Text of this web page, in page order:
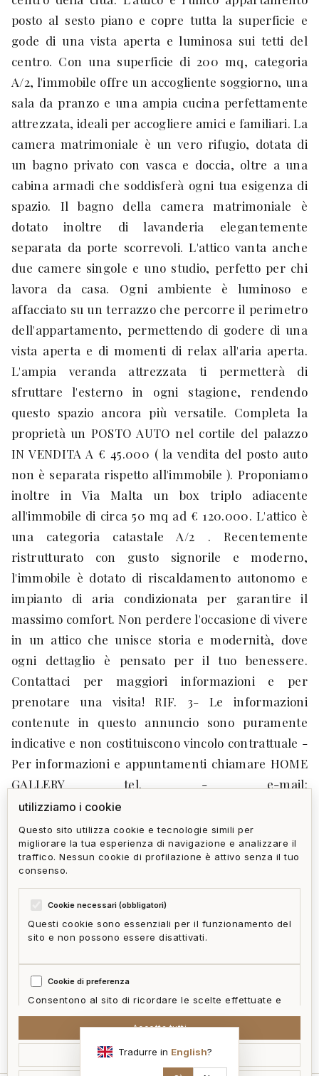
posto al sesto piano e copre tutta la superficie e
gode di una vista aperta e luminosa sui tetti del
centro. Con una superficie di 200 mq, categoria
A/2, l'immobile offre un accogliente soggiorno, una
sala da pranzo e una ampia cucina perfettamente
attrezzata, ideali per accogliere amici e familiari. La
camera matrimoniale è un vero rifugio, dotata di
un bagno privato con vasca e doccia, oltre a una
cabina armadi che soddisferà ogni tua esigenza di
spazio. Il bagno della camera matrimoniale è
dotato inoltre di lavanderia elegantemente
separata da porte scorrevoli. L'attico vanta anche
due camere singole e uno studio, perfetto per chi
lavora da casa. Ogni ambiente è luminoso e
affacciato su un terrazzo che percorre il perimetro
dell'appartamento, permettendo di godere di una
vista aperta e di momenti di relax all'aria aperta.
L'ampia veranda attrezzata ti permetterà di
sfruttare l'esterno in ogni stagione, rendendo
questo spazio ancora più versatile. Completa la
proprietà un POSTO AUTO nel cortile del palazzo
IN VENDITA A € 45.000 ( la vendita del posto auto
non è separata rispetto all'immobile ). Proponiamo
inoltre in Via Malta un box triplo adiacente
all'immobile di circa 50 mq ad € 120.000. L'attico è
una categoria catastale A/2 . Recentemente
ristrutturato con gusto signorile e moderno,
l'immobile è dotato di riscaldamento autonomo e
impianto di aria condizionata per garantire il
massimo comfort. Non perdere l'occasione di vivere
in un attico che unisce storia e modernità, dove
ogni dettaglio è pensato per il tuo benessere.
Contattaci per maggiori informazioni e per
prenotare una visita! RIF. 3- Le informazioni
contenute in questo annuncio sono puramente
indicative e non costituiscono vincolo contrattuale -
Per informazioni e appuntamenti chiamare HOME
GALLERY tel. - e-mail:
quinto@immobiliarehomegallery.it - sito:
www.homegallery.io - Sede di QUINTO in Via A.
Gianelli 103-105 r. Genova - sede di ALBARO in Via
Bocchella 4 - sede di STURLA in Via Sturla 10 - sede
di LAVAGNA nel Porticciolo.
McFrancis
privacy policy
mappa del sito
sono interessato
utilizziamo i cookie
Questo sito utilizza cookie e tecnologie simili per
migliorare la tua esperienza di navigazione e analizzare il
traffico. Nessun cookie di profilazione è attivo senza il tuo
consenso.
Cookie necessari (obbligatori)
Questi cookie sono essenziali per il funzionamento del
sito e non possono essere disattivati.
Cookie di preferenza
Consentono al sito di ricordare le scelte effettuate e
Cookie statistici
Accetta tutti
Accetta selezionati
Tradurre in English?